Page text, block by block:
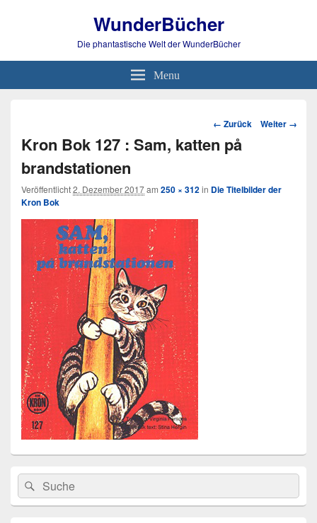
WunderBücher
Die phantastische Welt der WunderBücher
Menu
Bild-
Navigation
← Zurück Weiter →
Kron Bok 127 : Sam, katten på
brandstationen
Veröffentlicht2. Dezember 2017am 250 × 312in Die Titelbilder der
Kron Bok
Primärer
Seitenleisten
Widget-
Bereich
Search
for:
Suche